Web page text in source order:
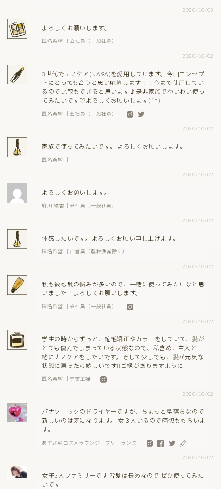
2020/10/03
よろしくお願いします。
匿名希望 ｜会社員（一般社員）
2020/10/02
3世代でナノケア(NA9A)を愛用しています。今回コンセプ
トにとっても合うと思い応募します！！今まで使用してい
るので比較もできると思います♪是非家族でわいわい使っ
てみたいです♡よろしくお願いします(^^)
匿名希望 ｜会社員（一般社員） ｜
2020/10/02
家族で使ってみたいです。 よろしくお願いします。
匿名希望 ｜
2020/10/02
よろしくお願いします。
府川 綾香｜会社員（一般社員）
2020/10/02
体感したいです。よろしくお願い申し上げます。
匿名希望 ｜自営業（農林漁業除く）
2020/10/02
私も彼も髪の悩みが多いので、一緒に使ってみたいなと思
いました！よろしくお願いします。
匿名希望 ｜会社員（一般社員） ｜
2020/10/02
学生の時からずっと、縮毛矯正やカラーをしていて、髪が
とても傷んでしまっている状態なので、私含め、主人と一
緒にナノケアをしたいです。そして少しでも、髪が元気な
状態に戻ったら嬉しいです!!ご縁がありますように。
匿名希望 ｜専業主婦 ｜
2020/10/02
パナソニックのドライヤーですが、ちょっと型落ちなので
新しいのは気になります。 女３人いるので感想ももらいま
す。
あずさ＠コスメラウンジ｜フリーランス ｜
2020/10/02
女子3人ファミリーです 皆髪は長めなので ぜひ使ってみた
いです